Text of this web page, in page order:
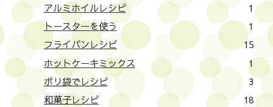
アルミホイルレシピ
1
トースターを使う
1
フライパンレシピ
15
ホットケーキミックス
1
ポリ袋でレシピ
3
和菓子レシピ
18